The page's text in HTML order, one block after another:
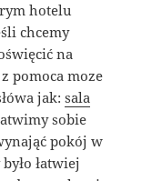
hotelu
chcemy
na
pomoca moze
jak:sala
sobie
pokój w
łatwiej